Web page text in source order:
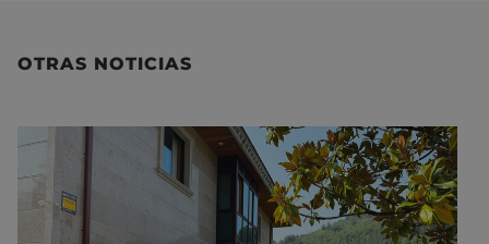
OTRAS NOTICIAS